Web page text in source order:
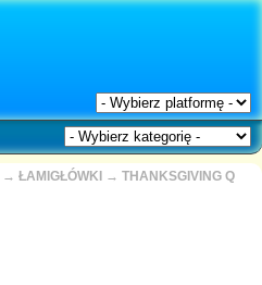
→ ŁAMIGŁÓWKI → THANKSGIVING Q